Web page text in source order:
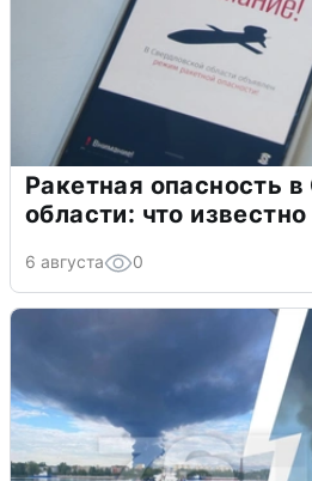
Ракетная опасность
области: что известно
6 августа 0